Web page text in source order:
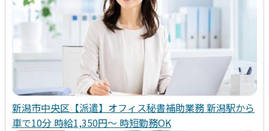
新潟市中央区【派遣】オフィス秘書補助業務 新潟駅から
車で10分 時給1,350円～ 時短勤務OK